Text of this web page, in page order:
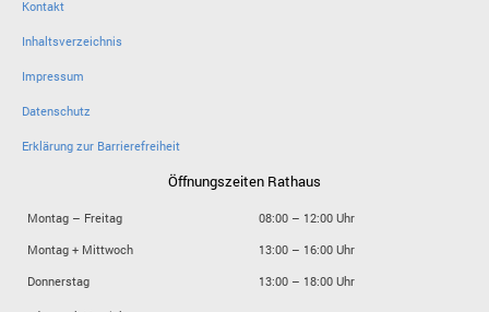
Kontakt
Inhaltsverzeichnis
Impressum
Datenschutz
Erklärung zur Barrierefreiheit
Öffnungszeiten Rathaus
Montag – Freitag
08:00 – 12:00 Uhr
Montag + Mittwoch
13:00 – 16:00 Uhr
Donnerstag
13:00 – 18:00 Uhr